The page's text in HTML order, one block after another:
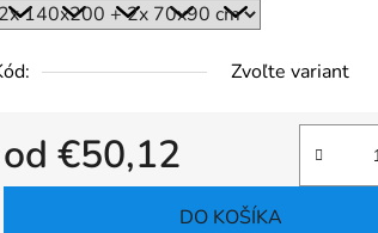
Zvoľte variant
od €50,12
Jednotková cena:
DO KOŠÍKA